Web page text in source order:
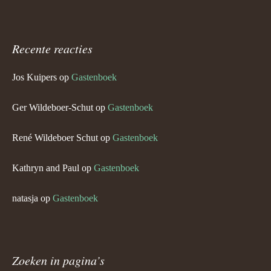
Recente reacties
Jos Kuipers op Gastenboek
Ger Wildeboer-Schut op Gastenboek
René Wildeboer Schut op Gastenboek
Kathryn and Paul op Gastenboek
natasja op Gastenboek
Zoeken in pagina’s